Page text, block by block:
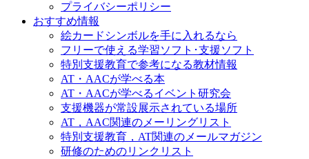
プライバシーポリシー
おすすめ情報
絵カードシンボルを手に入れるなら
フリーで使える学習ソフト･支援ソフト
特別支援教育で参考になる教材情報
AT・AACが学べる本
AT・AACが学べるイベント研究会
支援機器が常設展示されている場所
AT，AAC関連のメーリングリスト
特別支援教育，AT関連のメールマガジン
研修のためのリンクリスト